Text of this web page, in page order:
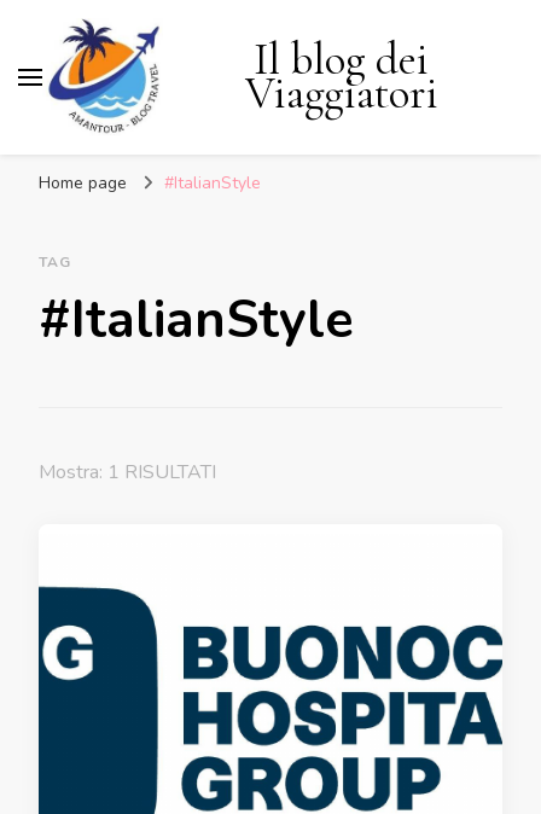
Il blog dei
Viaggiatori
Home page #ItalianStyle
TAG
#ItalianStyle
Mostra: 1 RISULTATI